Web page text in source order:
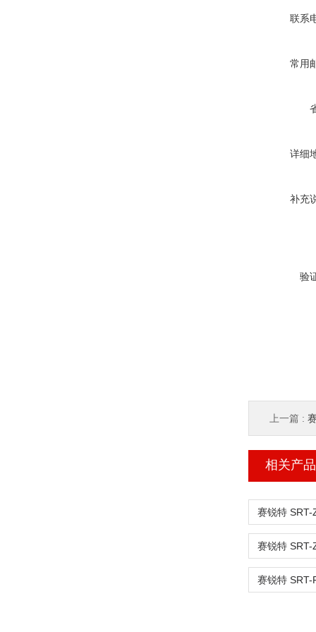
联系
常用
详细
补充
验
上一篇 : 赛
相关产品